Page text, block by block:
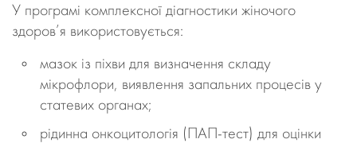
У програмі комплексної діагностики жіночого
здоров’я використовується:
мазок із піхви для визначення складу
мікрофлори, виявлення запальних процесів у
статевих органах;
рідинна онкоцитологія (ПАП-тест) для оцінки